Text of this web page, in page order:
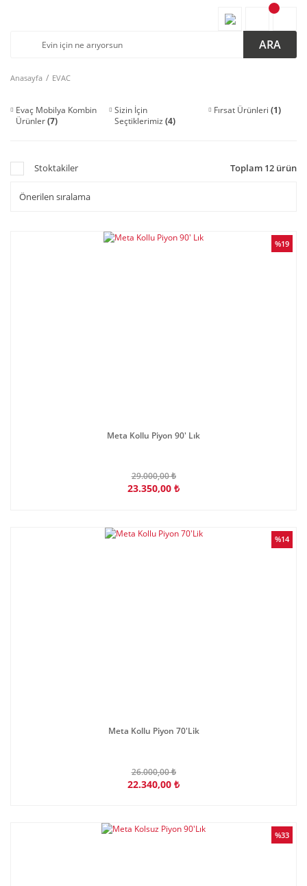
ARA
Anasayfa EVAC
Evaç Mobilya Kombin
Ürünler(7)
Sizin İçin
Seçtiklerimiz(4)
Fırsat Ürünleri (1)
Stoktakiler Toplam 12 ürün
%19
Meta Kollu Piyon 90' Lık
29.000,00 ₺
23.350,00 ₺
%14
Meta Kollu Piyon 70'Lik
26.000,00 ₺
22.340,00 ₺
%33